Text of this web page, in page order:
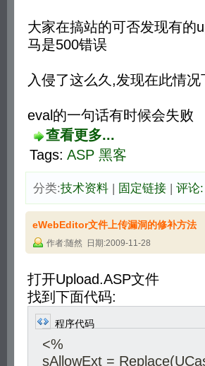
大家在搞站的可否发现有的
马是500错误
入侵了这么久,发现在此情
eval的一句话有时候会失败
查看更多...
Tags: ASP 黑客
分类:技术资料| 固定链接| 评论
eWebEditor文件上传漏洞的修补方法
作者:随然 日期:2009-11-28
打开Upload.ASP文件
找到下面代码:
程序代码
<%
sAllowExt =